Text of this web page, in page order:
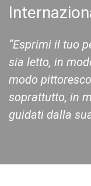
“Esprimi il tuo
sia letto, in
modo
soprattutto, in
guidati dalla